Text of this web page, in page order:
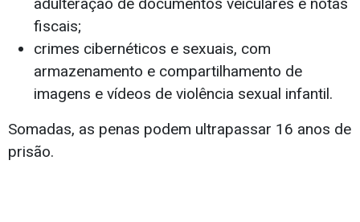
adulteração de documentos veiculares e notas
fiscais;
crimes cibernéticos e sexuais, com
armazenamento e compartilhamento de
imagens e vídeos de violência sexual infantil.
Somadas, as penas podem ultrapassar 16 anos de
prisão.